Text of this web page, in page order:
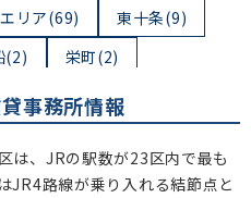
リア(69)
東十条(9)
(2)
栄町(2)
東田端(1)
十条仲原(7)
中十条(3)
事務所情報
は、JRの駅数が23区内で最も
JR4路線が乗り入れる結節点と